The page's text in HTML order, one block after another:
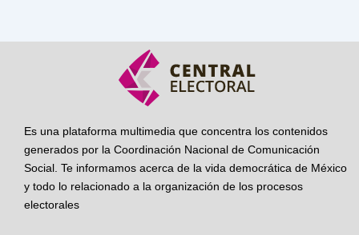
Es una plataforma multimedia que concentra los contenidos
generados por la Coordinación Nacional de Comunicación
Social. Te informamos acerca de la vida democrática de México
y todo lo relacionado a la organización de los procesos
electorales